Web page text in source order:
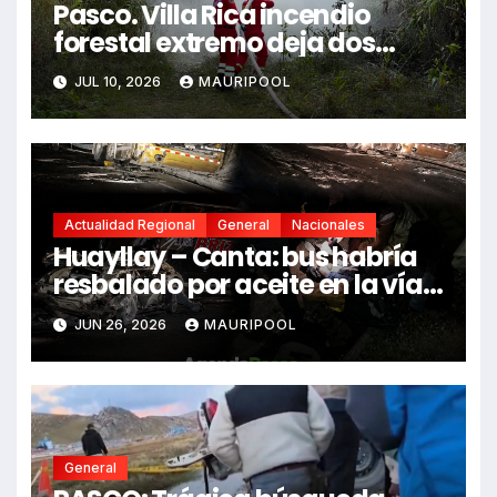
Pasco. Villa Rica incendio
forestal extremo deja dos
fallecidos y heridos
JUL 10, 2026 MAURIPOOL
Actualidad Regional General Nacionales
Huayllay – Canta: bus habría
resbalado por aceite en la vía e
impactó auto siniestrado
dejando dos fallecidos
JUN 26, 2026 MAURIPOOL
General